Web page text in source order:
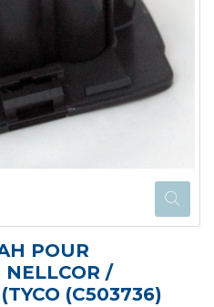
POUR
NELLCOR /
(C503736)